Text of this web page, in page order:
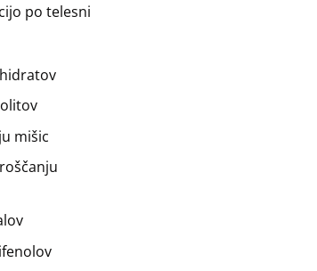
po telesni
mišic